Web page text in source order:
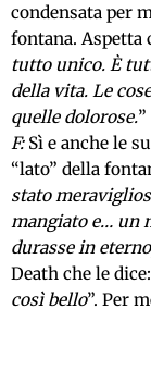
condensata per
fontana. Aspetta
tutto unico. È
della vita. Le
quelle dolorose.”
F:Sì e anche le
“lato” della
stato
mangiato e… un
durasse in
Death che le
così bello”. Per